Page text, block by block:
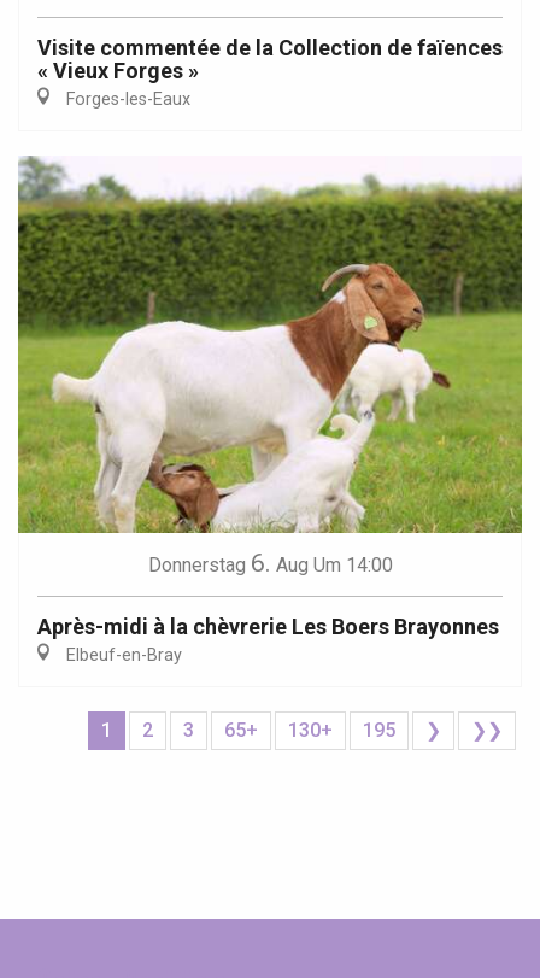
Visite commentée de la Collection de faïences
« Vieux Forges »
Forges-les-Eaux
Donnerstag 6. Aug Um 14:00
Après-midi à la chèvrerie Les Boers Brayonnes
Elbeuf-en-Bray
1 2 3 65+ 130+ 195 ❯ ❯❯